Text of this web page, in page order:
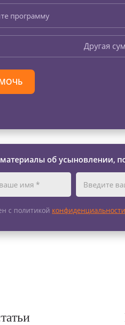
программу
Другая
об усыновлении,
с политикой конфиденциальности